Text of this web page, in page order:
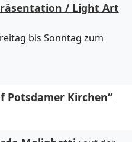
/ Light Art
bis Sonntag zum
Potsdamer Kirchen“